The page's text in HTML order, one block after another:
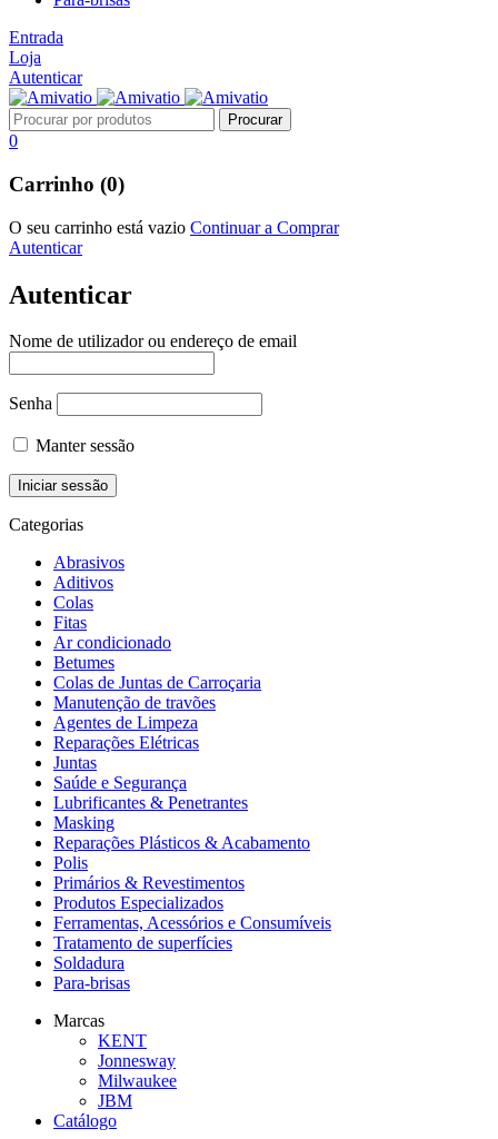
Entrada
Loja
Autenticar
0
Carrinho (0)
O seu carrinho está vazio Continuar a Comprar
Autenticar
Autenticar
Nome de utilizador ou endereço de email
Senha
Manter sessão
Categorias
Abrasivos
Aditivos
Colas
Fitas
Ar condicionado
Betumes
Colas de Juntas de Carroçaria
Manutenção de travões
Agentes de Limpeza
Reparações Elétricas
Juntas
Saúde e Segurança
Lubrificantes & Penetrantes
Masking
Reparações Plásticos & Acabamento
Polis
Primários & Revestimentos
Produtos Especializados
Ferramentas, Acessórios e Consumíveis
Tratamento de superfícies
Soldadura
Para-brisas
Marcas
KENT
Jonnesway
Milwaukee
JBM
Catálogo